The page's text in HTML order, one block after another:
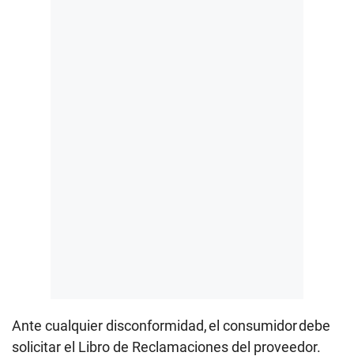
Ante cualquier disconformidad, el consumidor debe
solicitar el Libro de Reclamaciones del proveedor.